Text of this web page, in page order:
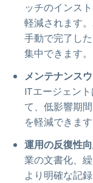
ッチのインス
軽減されます
手動で完了し
集中できます。
メンテナンス
ITエージェン
て、低影響期
を軽減できます
運用の反復性向
業の文書化、
より明確な記